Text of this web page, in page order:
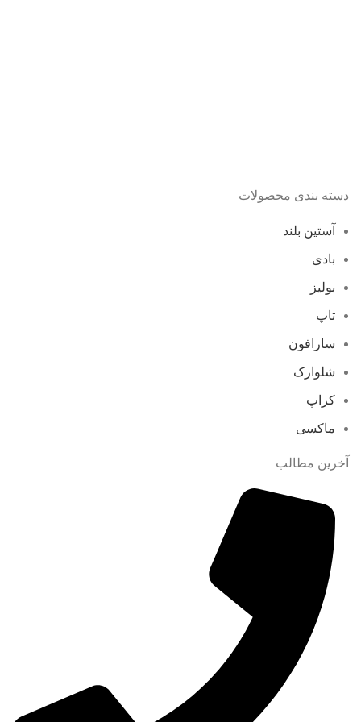
دسته بندی محصولات
آستین بلند
بادی
بولیز
تاپ
سارافون
شلوارک
کراپ
ماکسی
آخرین مطالب